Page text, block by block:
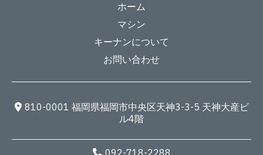
ホーム
マシン
キーナンについて
お問い合わせ
810-0001 福岡県福岡市中央区天神3-3-5 天神大産ビ
ル4階